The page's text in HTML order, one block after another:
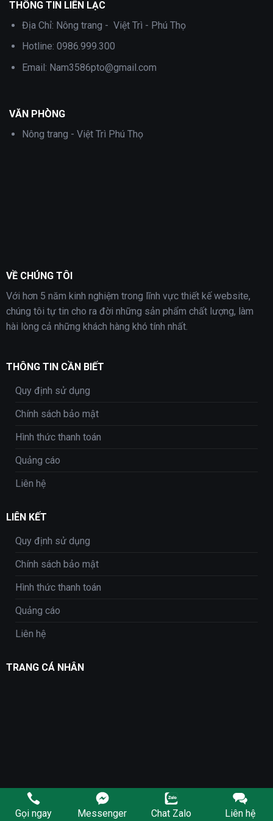
THÔNG TIN LIÊN LẠC
Địa Chỉ: Nông trang - Việt Trì - Phú Thọ
Hotline: 0986.999.300
Email: Nam3586pto@gmail.com
VĂN PHÒNG
Nông trang - Việt Trì Phú Thọ
VỀ CHÚNG TÔI
Với hơn 5 năm kinh nghiệm trong lĩnh vực thiết kế website,
chúng tôi tự tin cho ra đời những sản phẩm chất lượng, làm
hài lòng cả những khách hàng khó tính nhất.
THÔNG TIN CẦN BIẾT
Quy định sử dụng
Chính sách bảo mật
Hình thức thanh toán
Quảng cáo
Liên hệ
LIÊN KẾT
Quy định sử dụng
Chính sách bảo mật
Hình thức thanh toán
Quảng cáo
Liên hệ
TRANG CÁ NHÂN
Gọi ngay Messenger Chat Zalo Liên hệ